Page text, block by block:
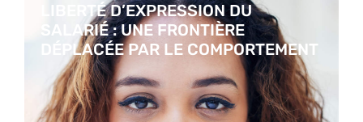
LIBERTÉ D’EXPRESSION DU
SALARIÉ : UNE FRONTIÈRE
DÉPLACÉE PAR LE COMPORTEMENT